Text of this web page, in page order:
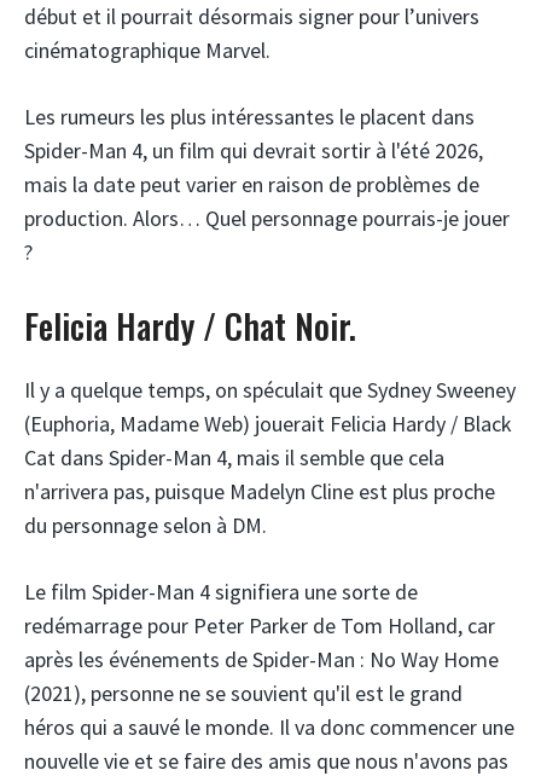
début et il pourrait désormais signer pour l’univers
cinématographique Marvel.
Les rumeurs les plus intéressantes le placent dans
Spider-Man 4, un film qui devrait sortir à l'été 2026,
mais la date peut varier en raison de problèmes de
production. Alors… Quel personnage pourrais-je jouer
?
Felicia Hardy / Chat Noir.
Il y a quelque temps, on spéculait que Sydney Sweeney
(Euphoria, Madame Web) jouerait Felicia Hardy / Black
Cat dans Spider-Man 4, mais il semble que cela
n'arrivera pas, puisque Madelyn Cline est plus proche
du personnage selon à DM.
Le film Spider-Man 4 signifiera une sorte de
redémarrage pour Peter Parker de Tom Holland, car
après les événements de Spider-Man : No Way Home
(2021), personne ne se souvient qu'il est le grand
héros qui a sauvé le monde. Il va donc commencer une
nouvelle vie et se faire des amis que nous n'avons pas